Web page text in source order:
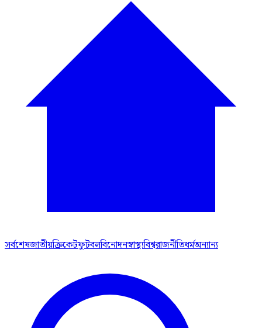
সর্বশেষজাতীয়ক্রিকেটফুটবলবিনোদনস্বাস্থ্যবিশ্বরাজনীতিধর্মঅন্যান্য